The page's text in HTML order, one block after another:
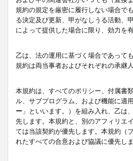
規約の規定を厳密に履行しない場合で
る決定及び更新、甲がなしうる活動、
によって提供した場合に限り、効力を
乙は、法の運用に基づく場合であって
規約は両当事者およびそれぞれの承継
本規約は、すべてのポリシー、付属書
ル、サブプログラム、および機能に適
ー 」といいます。）を組み入れ、乙は
先します。本規約と、別のアフィリエ
ては当該契約が優先します。本規約（
れたすべての合意および協議に優先しま